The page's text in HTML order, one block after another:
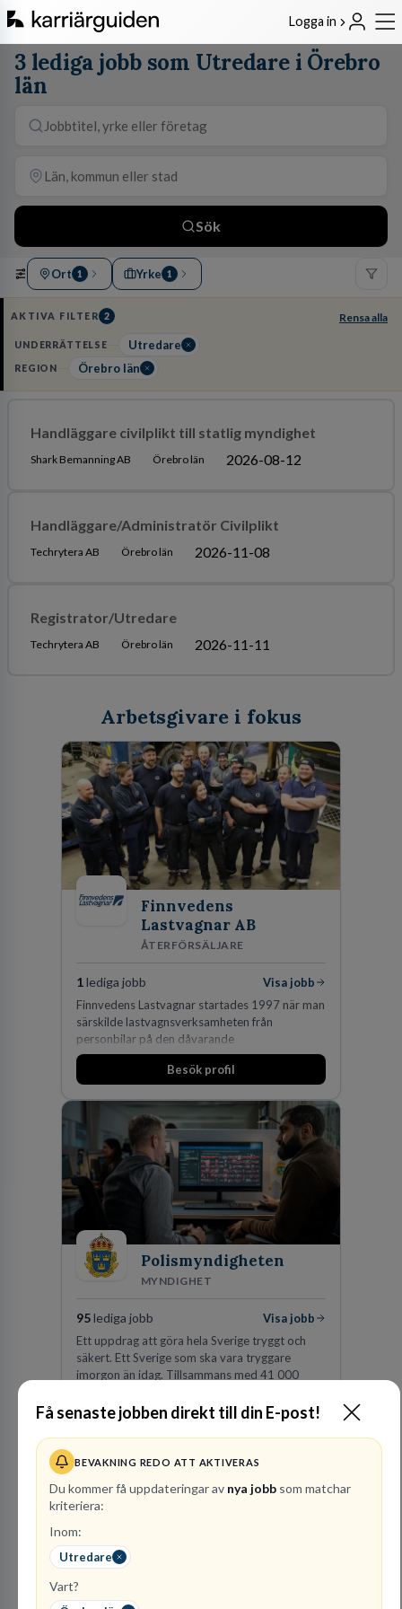
Logga in
Få senaste jobben direkt till din E-post!
BEVAKNING REDO ATT AKTIVERAS
Du kommer få uppdateringar av nya jobb som matchar
kriteriera:
Inom:
Utredare
Vart?
3 lediga jobb som Utredare i Örebro
län
Sök
Ort 1 Yrke 1
AKTIVA FILTER 2 Rensa alla
UNDERRÄTTELSE Utredare
REGION Örebro län
Handläggare civilplikt till statlig myndighet
Shark Bemanning AB Örebro län 2026-08-12
Handläggare/Administratör Civilplikt
Techrytera AB Örebro län 2026-11-08
Registrator/Utredare
Techrytera AB Örebro län 2026-11-11
Arbetsgivare i fokus
Finnvedens
Lastvagnar AB
ÅTERFÖRSÄLJARE
1lediga jobb
Visa jobb
Finnvedens Lastvagnar startades 1997 när man
särskilde lastvagnsverksamheten från
personbilar på den dåvarande
huvudanläggningen i Värnamo. Sedan dess har
man expanderat kraftigt genom ett antal
den största privata återförsäljaren av Volvo
Lastvagnar och finns representerade på 20
orter i södra Sverige.
Besök profil
Polismyndigheten
MYNDIGHET
95 lediga jobb
Visa jobb
Ett uppdrag att göra hela Sverige tryggt och
säkert. Ett Sverige som ska vara tryggare
imorgon än idag. Tillsammans med 41 000